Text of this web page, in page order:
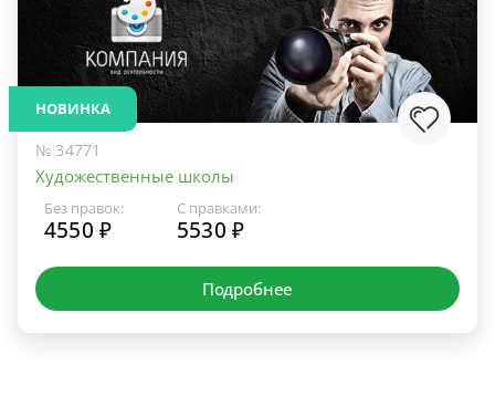
НОВИНКА
№ 34771
Художественные школы
Без правок:
4550 ₽
С правками:
5530 ₽
Подробнее